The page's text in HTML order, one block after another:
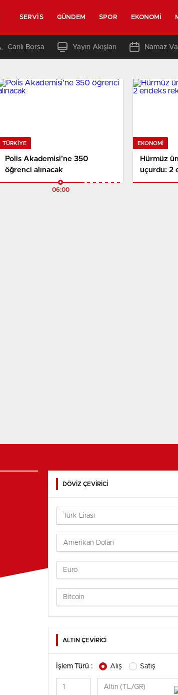
SERVIS GÜNDEM SPOR EKONOMI
Canlı Borsa Yayın Akışları Namaz
TÜRKIYE
Polis Akademisi’ne 350
öğrenci alınacak
06:00
EKONOMI
Hürmüz
uçurdu: 2
DÖVİZ ÇEVİRİCİ
ALTIN ÇEVİRİCİ
İşlem Türü : Alış Satış